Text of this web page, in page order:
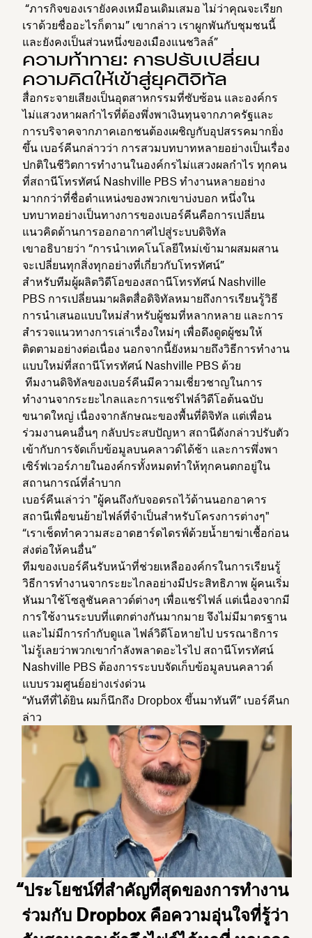
“ภารกิจของเรายังคงเหมือนเดิมเสมอ ไม่ว่าคุณจะเรียก
เราด้วยชื่ออะไรก็ตาม” เขากล่าว เราผูกพันกับชุมชนนี้
และยังคงเป็นส่วนหนึ่งของเมืองแนชวิลล์”
ความท้าทาย: การปรับเปลี่ยน
ความคิดให้เข้าสู่ยุคดิจิทัล
สื่อกระจายเสียงเป็นอุตสาหกรรมที่ซับซ้อน และองค์กร
ไม่แสวงหาผลกำไรที่ต้องพึ่งพาเงินทุนจากภาครัฐและ
การบริจาคจากภาคเอกชนต้องเผชิญกับอุปสรรคมากยิ่ง
ขึ้น เบอร์คีนกล่าวว่า การสวมบทบาทหลายอย่างเป็นเรื่อง
ปกติในชีวิตการทำงานในองค์กรไม่แสวงผลกำไร ทุกคน
ที่สถานีโทรทัศน์ Nashville PBS ทำงานหลายอย่าง
มากกว่าที่ชื่อตำแหน่งของพวกเขาบ่งบอก หนึ่งใน
บทบาทอย่างเป็นทางการของเบอร์คีนคือการเปลี่ยน
แนวคิดด้านการออกอากาศไปสู่ระบบดิจิทัล
เขาอธิบายว่า “การนำเทคโนโลยีใหม่เข้ามาผสมผสาน
จะเปลี่ยนทุกสิ่งทุกอย่างที่เกี่ยวกับโทรทัศน์”
สำหรับทีมผู้ผลิตวิดีโอของสถานีโทรทัศน์ Nashville
PBS การเปลี่ยนมาผลิตสื่อดิจิทัลหมายถึงการเรียนรู้วิธี
การนำเสนอแบบใหม่สำหรับผู้ชมที่หลากหลาย และการ
สำรวจแนวทางการเล่าเรื่องใหม่ๆ เพื่อดึงดูดผู้ชมให้
ติดตามอย่างต่อเนื่อง นอกจากนี้ยังหมายถึงวิธีการทำงาน
แบบใหม่ที่สถานีโทรทัศน์ Nashville PBS ด้วย
ทีมงานดิจิทัลของเบอร์คีนมีความเชี่ยวชาญในการ
ทำงานจากระยะไกลและการแชร์ไฟล์วิดีโอต้นฉบับ
ขนาดใหญ่ เนื่องจากลักษณะของพื้นที่ดิจิทัล แต่เพื่อน
ร่วมงานคนอื่นๆ กลับประสบปัญหา สถานีดังกล่าวปรับตัว
เข้ากับการจัดเก็บข้อมูลบนคลาวด์ได้ช้า และการพึ่งพา
เซิร์ฟเวอร์ภายในองค์กรทั้งหมดทำให้ทุกคนตกอยู่ใน
สถานการณ์ที่ลำบาก
เบอร์คีนเล่าว่า "ผู้คนถึงกับจอดรถไว้ด้านนอกอาคาร
สถานีเพื่อขนย้ายไฟล์ที่จำเป็นสำหรับโครงการต่างๆ"
“เราเช็ดทำความสะอาดฮาร์ดไดรฟ์ด้วยน้ำยาฆ่าเชื้อก่อน
ส่งต่อให้คนอื่น”
ทีมของเบอร์คีนรับหน้าที่ช่วยเหลือองค์กรในการเรียนรู้
วิธีการทำงานจากระยะไกลอย่างมีประสิทธิภาพ ผู้คนเริ่ม
หันมาใช้โซลูชันคลาวด์ต่างๆ เพื่อแชร์ไฟล์ แต่เนื่องจากมี
การใช้งานระบบที่แตกต่างกันมากมาย จึงไม่มีมาตรฐาน
และไม่มีการกำกับดูแล ไฟล์วิดีโอหายไป บรรณาธิการ
ไม่รู้เลยว่าพวกเขากำลังพลาดอะไรไป สถานีโทรทัศน์
Nashville PBS ต้องการระบบจัดเก็บข้อมูลบนคลาวด์
แบบรวมศูนย์อย่างเร่งด่วน
“ทันทีที่ได้ยิน ผมก็นึกถึง Dropbox ขึ้นมาทันที” เบอร์คีนก
ล่าว
“ประโยชน์ที่สำคัญที่สุดของการทำงาน
ร่วมกับ Dropbox คือความอุ่นใจที่รู้ว่า